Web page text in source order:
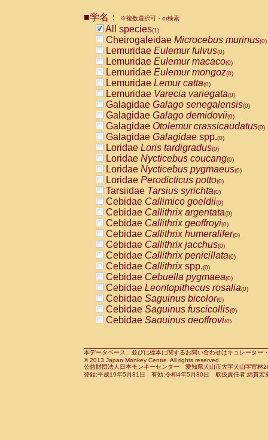
CebidaeCebus nigrivittatus
CebidaeCebus
CebidaeSaimiri boliviensis(0)
CebidaeSaimiri sciureus(0)
AtelidaeAlouatta caraya(0)
AtelidaeAlouatta fusca(0)
AtelidaeAlouatta seniculus
AtelidaeAlouattaspp.(0)
AtelidaeAteles belzebuth(0)
AtelidaeAteles geoffroyi(0)
AtelidaeAteles paniscus(0)
AtelidaeAtelesspp.(0)
Atelidae Lagothrix lagothricha
AtelidaeLagothrix lagothricha cana
PitheciidaeCacajao calvus
PitheciidaeCallicebus cupreus
PitheciidaeCallicebus donacophilus
PitheciidaeCallicebus moloch
PitheciidaeCallicebus torquatus
PitheciidaeCallicebusspp.(0)
PitheciidaeChiropotes satanas(0)
PitheciidaePithecia monachus
PitheciidaePithecia pithecia(0)
CercopithecidaeCercocebus agilis
CercopithecidaeCercocebus
CercopithecidaeCercocebus
CercopithecidaeCercocebus
CercopithecidaeCercocebus
CercopithecidaeCercocebushybrid
CercopithecidaePapio anubis(0)
CercopithecidaePapio cynocephalus
CercopithecidaePapio hamadryas(0)
■学名： ※複数選択可・or検索
All species(1)
Cheirogaleidae Microcebus murinus(0)
Lemuridae Eulemur fulvus(0)
Lemuridae Eulemur macaco(0)
Lemuridae Eulemur mongoz(0)
Lemuridae Lemur catta(0)
Lemuridae Varecia variegata(0)
Galagidae Galago senegalensis(0)
Galagidae Galago demidovii(0)
Galagidae Otolemur crassicaudatus(0)
Galagidae Galagidae spp.(0)
Loridae Loris tardigradus(0)
Loridae Nycticebus coucang(0)
Loridae Nycticebus pygmaeus(0)
Loridae Perodicticus potto(0)
Tarsiidae Tarsius syrichta(0)
Cebidae Callimico goeldii(0)
Cebidae Callithrix argentata(0)
Cebidae Callithrix geoffroyi(0)
Cebidae Callithrix humeralifer(0)
Cebidae Callithrix jacchus(0)
Cebidae Callithrix penicillata(0)
Cebidae Callithrixspp.(0)
Cebidae Cebuella pygmaea(0)
Cebidae Leontopithecus rosalia(0)
Cebidae Saguinus bicolor(0)
Cebidae Saguinus fuscicollis(0)
Cebidae Saguinus geoffroyi(0)
CebidaeSaguinus leucopus(0)
CebidaeSaguinus midas(0)
Cebidae Saguinus mystax(0)
本データベース、並びに標本に関するお問い合わせはキュレータ
© 2013 Japan Monkey Centre. All rights reserved.
公益財団法人日本モンキーセンター 愛知県犬山市大字犬山字官
登録:平成19年5月31日 有効:令和4年5月30日 取扱責任者:綿貫宏